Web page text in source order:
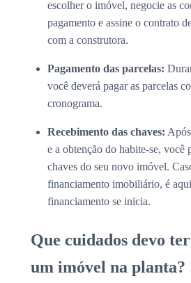
escolher o imóvel, negocie as
pagamento e assine o contrato
com a construtora.
Pagamento das parcelas:
você deverá pagar as parcelas
cronograma.
Recebimento das chaves:
e a obtenção do habite-se, você
chaves do seu novo imóvel.
financiamento imobiliário, é
financiamento se inicia.
Que cuidados devo
um imóvel na planta?